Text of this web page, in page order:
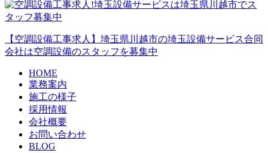
【空調設備工事求人】埼玉県川越市の埼玉設備サービス合同
会社は空調設備のスタッフを募集中
HOME
業務案内
施工の様子
採用情報
会社概要
お問い合わせ
BLOG